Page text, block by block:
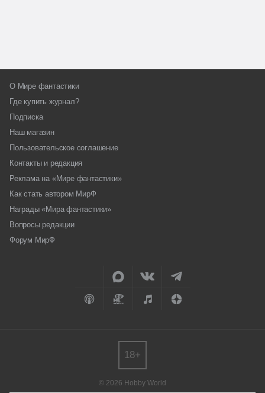
О Мире фантастики
Где купить журнал?
Подписка
Наш магазин
Пользовательское соглашение
Контакты и редакция
Реклама на «Мире фантастики»
Как стать автором МирФ
Награды «Мира фантастики»
Вопросы редакции
Форум МирФ
© 2026 Hobby World
18+